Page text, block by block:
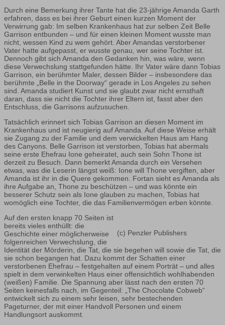
Durch eine Bemerkung ihrer Tante hat die 23-jährige Amanda Garth
erfahren, dass es bei ihrer Geburt einen kurzen Moment der
Verwirrung gab: Im selben Krankenhaus hat zur selben Zeit Belle
Garrison entbunden – und für einen kleinen Moment wusste man
nicht, wessen Kind zu wem gehört. Aber Amandas verstorbener
Vater hatte aufgepasst, er wusste genau, wer seine Tochter ist.
Dennoch gibt sich Amanda den Gedanken hin, was wäre, wenn
diese Verwechslung stattgefunden hätte. Ihr Vater wäre dann Tobias
Garrison, ein berühmter Maler, dessen Bilder – insbesondere das
berühmte „Belle in the Doorway“ gerade in Los Angeles zu sehen
sind. Amanda studiert Kunst und sie glaubt zwar nicht ernsthaft
daran, dass sie nicht die Tochter ihrer Eltern ist, fasst aber den
Entschluss, die Garrisons aufzusuchen.
Tatsächlich erinnert sich Tobias Garrison an diesen Moment im
Krankenhaus und ist neugierig auf Amanda. Auf diese Weise erhält
sie Zugang zu der Familie und dem verwickelten Haus am Hang
des Canyons. Belle Garrison ist verstorben, Tobias hat abermals
seine erste Ehefrau Ione geheiratet, auch sein Sohn Thone ist
derzeit zu Besuch. Dann bemerkt Amanda durch ein Versehen
etwas, was die Leserin längst weiß: Ione will Thone vergiften, aber
Amanda ist ihr in die Quere gekommen. Fortan sieht es Amanda als
ihre Aufgabe an, Thone zu beschützen – und was könnte ein
besserer Schutz sein als Ione glauben zu machen, Tobias hat
womöglich eine Tochter, die das Familienvermögen erben könnte.
(c) Penzler Publishers
Auf den ersten knapp 70 Seiten ist
bereits vieles enthüllt: die
Geschichte einer möglicherweise
folgenreichen Verwechslung, die
Identität der Mörderin, die Tat, die sie begehen will sowie die Tat, die
sie schon begangen hat. Dazu kommt der Schatten einer
verstorbenen Ehefrau – festgehalten auf einem Porträt – und alles
spielt in dem verwinkelten Haus einer offensichtlich wohlhabenden
(weißen) Familie. Die Spannung aber lässt nach den ersten 70
Seiten keinesfalls nach, im Gegenteil: „The Chocolate Cobweb“
entwickelt sich zu einem sehr leisen, sehr bestechenden
Pageturner, der mit einer Handvoll Personen und einem
Handlungsort auskommt.